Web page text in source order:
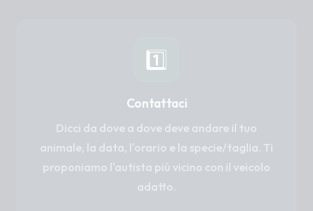
1️⃣
Contattaci
Dicci da dove a dove deve andare il tuo
animale, la data, l'orario e la specie/taglia. Ti
proponiamo l'autista più vicino con il veicolo
adatto.